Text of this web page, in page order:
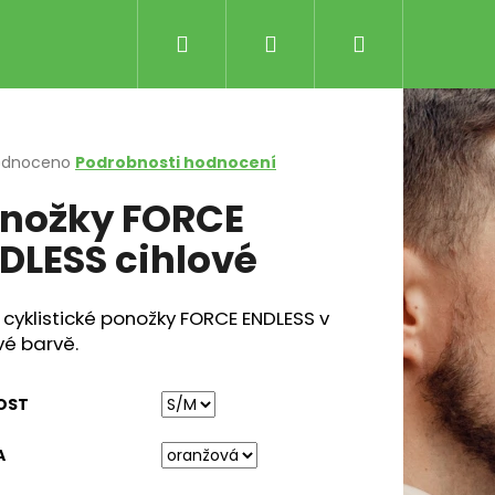
Přihlášení
košík
Podrobnosti hodnocení
FORCE
cihlové
ponožky FORCE ENDLESS v
barvě.
LS ČERNÁ